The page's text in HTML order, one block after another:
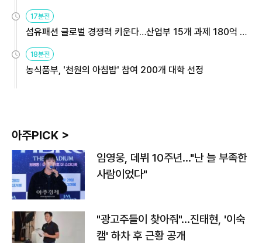
용해야
17분전
섬유패션 글로벌 경쟁력 키운다…산업부 15개 과제 180억 지
원
18분전
농식품부, '천원의 아침밥' 참여 200개 대학 선정
아주PICK >
임영웅, 데뷔 10주년…"난 늘 부족한
사람이었다"
"광고주들이 찾아줘"…진태현, '이숙
캠' 하차 후 근황 공개